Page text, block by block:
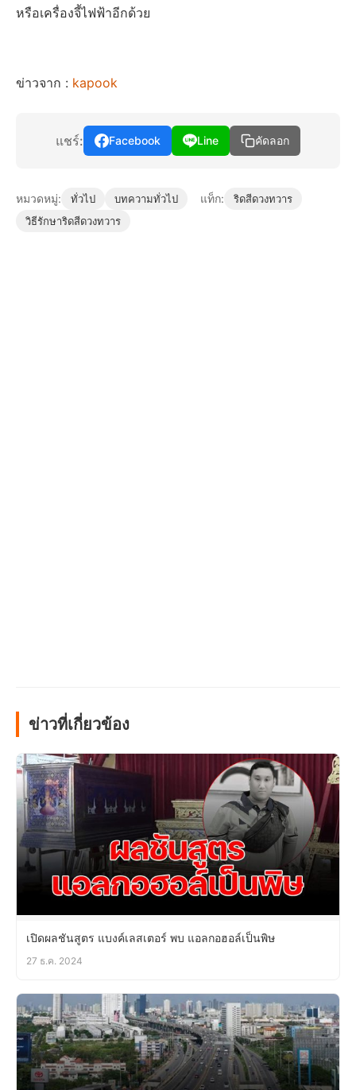
หรือเครื่องจี้ไฟฟ้าอีกด้วย
ข่าวจาก : kapook
แชร์: Facebook Line คัดลอก
หมวดหมู่: ทั่วไป บทความทั่วไป แท็ก:
ริดสีดวงทวาร
วิธีรักษาริดสีดวงทวาร
ข่าวที่เกี่ยวข้อง
เปิดผลชันสูตร แบงค์เลสเตอร์ พบ แอลกอฮอล์เป็นพิษ
27 ธ.ค. 2024